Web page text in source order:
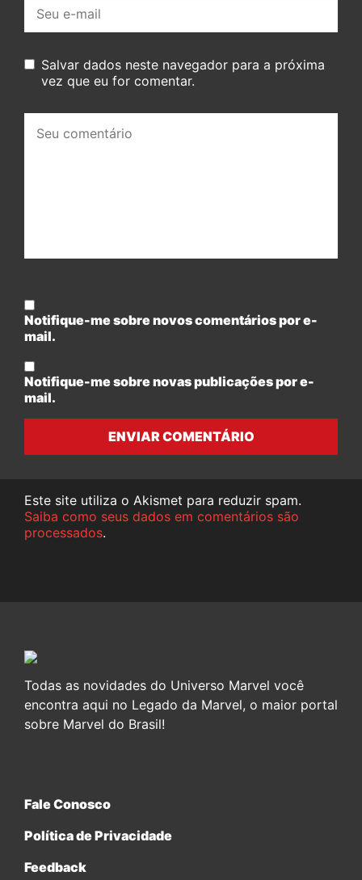
mail:
Salvar dados neste navegador para a próxima
vez que eu for comentar.
comentário:
Notifique-me sobre novos comentários por e-
mail.
Notifique-me sobre novas publicações por e-
mail.
ENVIAR COMENTÁRIO
Este site utiliza o Akismet para reduzir spam.
Saiba como seus dados em comentários são
processados.
Todas as novidades do Universo Marvel você
encontra aqui no Legado da Marvel, o maior portal
sobre Marvel do Brasil!
Fale Conosco
Política de Privacidade
Feedback